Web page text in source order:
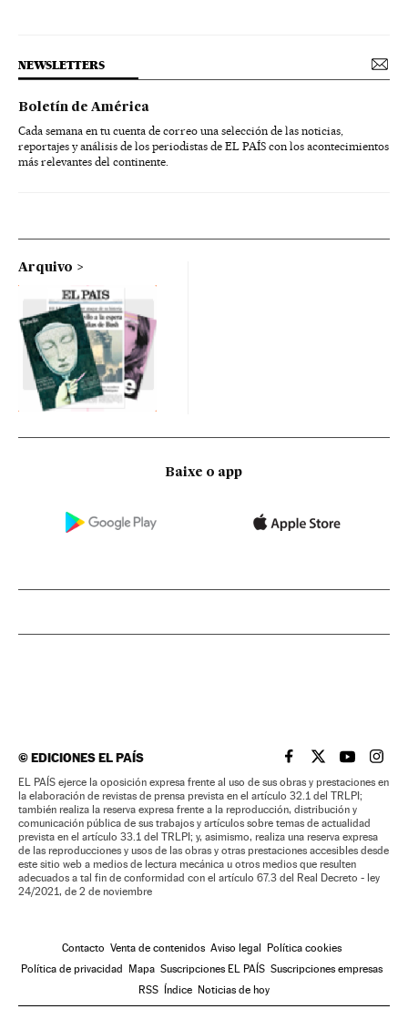
NEWSLETTERS
Boletín de América
Cada semana en tu cuenta de correo una selección de las noticias,
reportajes y análisis de los periodistas de EL PAÍS con los acontecimientos
más relevantes del continente.
Arquivo
Baixe o app
©EDICIONES EL PAÍS EL PAÍS BRASIL EN
EL PAÍSEL PAÍS
EL
EL PAÍS ejerce la oposición expresa frente al uso de sus obras y prestaciones en
la elaboración de revistas de prensa prevista en el artículo 32.1 del TRLPI;
también realiza la reserva expresa frente a la reproducción, distribución y
comunicación pública de sus trabajos y artículos sobre temas de actualidad
prevista en el artículo 33.1 del TRLPI; y, asimismo, realiza una reserva expresa
de las reproducciones y usos de las obras y otras prestaciones accesibles desde
este sitio web a medios de lectura mecánica u otros medios que resulten
adecuados a tal fin de conformidad con el artículo 67.3 del Real Decreto - ley
24/2021, de 2 de noviembre
Contacto Venta de contenidos Aviso legal
Política cookies
Política de privacidad
Mapa Suscripciones EL PAÍS Suscripciones empresas
RSS
Índice Noticias de hoy